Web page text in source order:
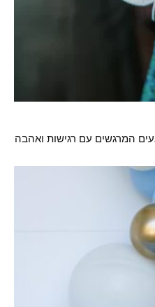
המרגשים עם רגישות ואהבה